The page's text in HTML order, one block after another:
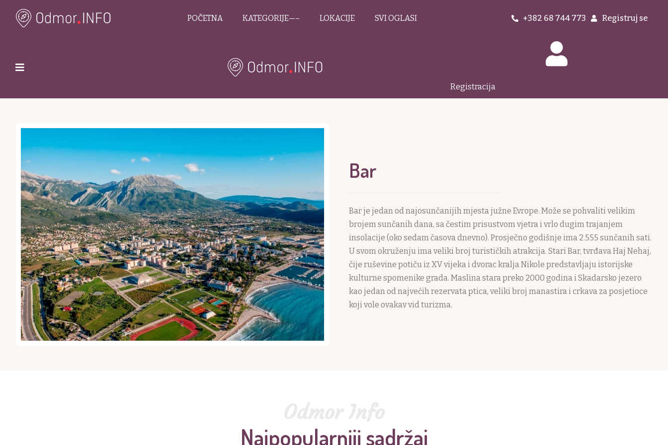
POČETNA KATEGORIJE—– LOKACIJE SVI OGLASI +382 68 744 773 Registruj se
Registracija
Bar
Bar je jedan od najosunčanijih mjesta južne Evrope. Može se pohvaliti velikim
brojem sunčanih dana, sa čestim prisustvom vjetra i vrlo dugim trajanjem
insolacije (oko sedam časova dnevno). Prosječno godišnje ima 2.555 sunčanih sati.
U svom okruženju ima veliki broj turističkih atrakcija. Stari Bar, tvrđava Haj Nehaj,
čije ruševine potiču iz XV vijeka i dvorac kralja Nikole predstavljaju istorijske
kulturne spomenike grada. Maslina stara preko 2000 godina i Skadarsko jezero
kao jedan od najvećih rezervata ptica, veliki broj manastira i crkava za posjetioce
koji vole ovakav vid turizma.
Najpopularniji sadržaj
unesete Vaš smeštaj.